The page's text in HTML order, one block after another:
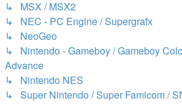
↳ MSX / MSX2
↳ NEC - PC Engine / Supergrafx
↳ NeoGeo
↳ Nintendo - Gameboy / Gameboy
Advance
↳ Nintendo NES
↳ Super Nintendo / Super Famicom /